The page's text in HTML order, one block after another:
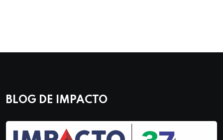
BLOG DE IMPACTO